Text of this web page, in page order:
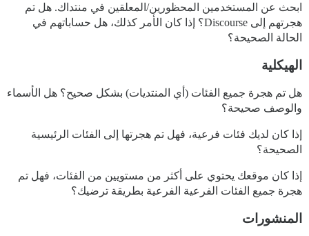
ابحث عن المستخدمين المحظورين/المعلقين في منتداك. هل تم
هجرتهم إلى Discourse؟ إذا كان الأمر كذلك، هل حساباتهم في
الحالة الصحيحة؟
الهيكلية
هل تم هجرة جميع الفئات (أي المنتديات) بشكل صحيح؟ هل الأسماء
والوصف صحيحة؟
إذا كان لديك فئات فرعية، فهل تم هجرتها إلى الفئات الرئيسية
الصحيحة؟
إذا كان موقعك يحتوي على أكثر من مستويين من الفئات، فهل تم
هجرة جميع الفئات الفرعية الفرعية بطريقة ترضيك؟
المنشورات